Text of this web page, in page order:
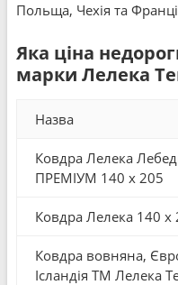
Польща, Чехія та
Яка ціна
марки Лелека
Назва
Ковдра Лелека
ПРЕМІУМ 140 x 205
Ковдра Лелека 140 x
Ковдра вовняна,
Ісландія ТМ Лелека